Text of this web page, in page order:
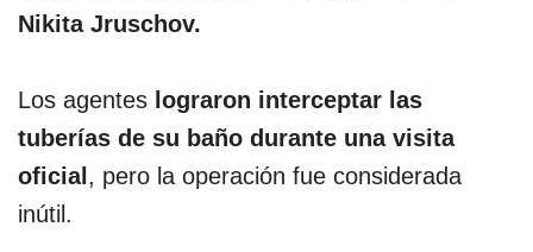
Nikita Jruschov.
Los agentes lograron interceptar las
tuberías de su baño durante una visita
oficial , pero la operación fue considerada
inútil.